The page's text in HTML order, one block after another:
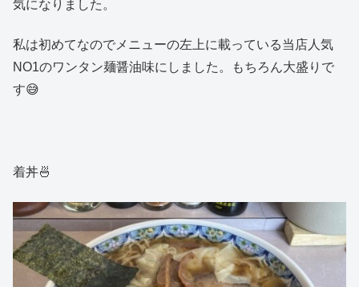
気になりました。
私は初めてなのでメニューの左上に載っている当店人気
NO1のワンタン麺醤油味にしました。もちろん大盛りで
す😅
着丼🍜